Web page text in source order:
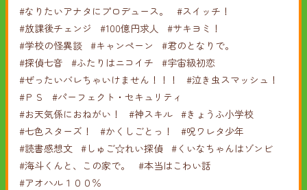
#なりたいアナタにプロデュース。
#スイッチ！
#放課後チェンジ
#100億円求人
#サキヨミ！
#学校の怪異談 #キャンペーン
#君のとなりで。
#探偵七音
#ふたりはニコイチ
#宇宙級初恋
#ぜったいバレちゃいけません！！！
#泣き虫スマッシュ！
#ＰＳ
#パーフェクト・セキュリティ
#お天気係におねがい！
#神スキル #きょうふ小学校
#七色スターズ！
#かくしごとっ！
#呪ワレタ少年
#読書感想文
#しゅご☆れい探偵 #くいなちゃんはゾンビ
#海斗くんと、この家で。
#本当はこわい話
#アオハル１００％